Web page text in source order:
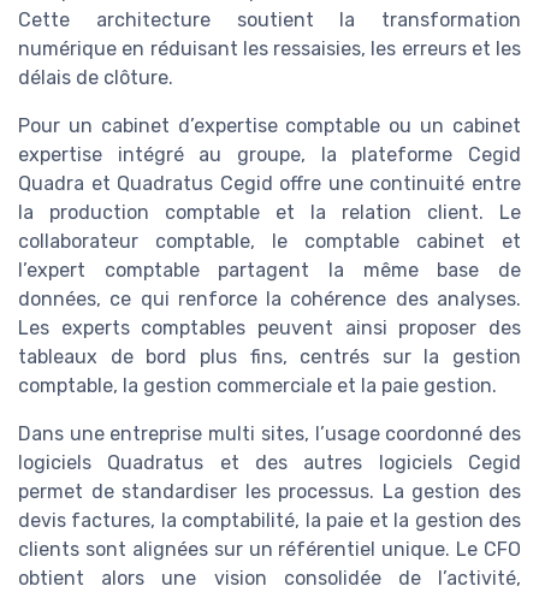
Cette architecture soutient la transformation
numérique en réduisant les ressaisies, les erreurs et les
délais de clôture.
Pour un cabinet d’expertise comptable ou un cabinet
expertise intégré au groupe, la plateforme Cegid
Quadra et Quadratus Cegid offre une continuité entre
la production comptable et la relation client. Le
collaborateur comptable, le comptable cabinet et
l’expert comptable partagent la même base de
données, ce qui renforce la cohérence des analyses.
Les experts comptables peuvent ainsi proposer des
tableaux de bord plus fins, centrés sur la gestion
comptable, la gestion commerciale et la paie gestion.
Dans une entreprise multi sites, l’usage coordonné des
logiciels Quadratus et des autres logiciels Cegid
permet de standardiser les processus. La gestion des
devis factures, la comptabilité, la paie et la gestion des
clients sont alignées sur un référentiel unique. Le CFO
obtient alors une vision consolidée de l’activité,